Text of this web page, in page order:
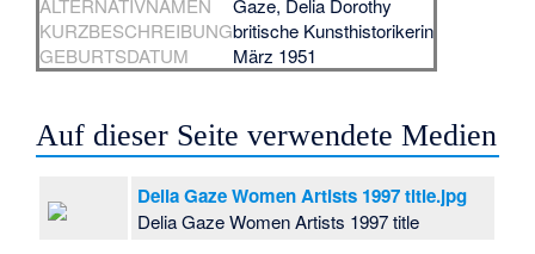
KURZBESCHREIBUNGbritische Kunsthistorikerin
GEBURTSDATUM
März 1951
Auf dieser Seite verwendete Medien
Delia Gaze Women Artists 1997 title.jpg
Delia Gaze Women Artists 1997 title